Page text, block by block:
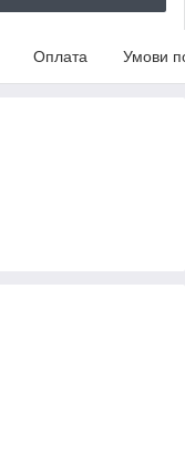
Оплата Умови